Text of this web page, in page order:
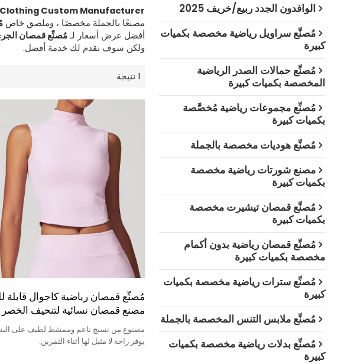
Clothing Custom Manufacturer
مصنعًا بالجملة مخصصًا ، وملصق خاص
أفضل عرض أسعار لـمُصنِّع قمصان
ولكن سوف نقدم لك خدمة أفضل.
1 نتيجة
مُصنِّع قمصان رياضية كاجوال قابلة
مصنع قمصان نسائية لتنحيف الخصر
مصنوع من نسيج ناعم وممشط لطيف على
يوفر راحة لا مثيل لها أثناء التمرين.
الوافدون الجدد ربيع/خريف 2025
مُصنِّع سراويل رياضية مخصصة بكميات
كبيرة
مُصنِّع حمالات الصدر الرياضية
المخصصة بكميات كبيرة
مُصنِّع مجموعات رياضية مُخصَّصة
بكميات كبيرة
مُصنِّع هوديات مخصصة بالجملة
مصنع شورتات رياضية مخصصة
بكميات كبيرة
مُصنِّع قمصان تيشيرت مخصصة
بكميات كبيرة
مُصنِّع قمصان رياضية بدون أكمام
مخصصة بكميات كبيرة
مُصنِّع سترات رياضية مخصصة بكميات
كبيرة
مُصنِّع ملابس التنس المخصصة بالجملة
مُصنِّع بدلات رياضية مخصصة بكميات
كبيرة